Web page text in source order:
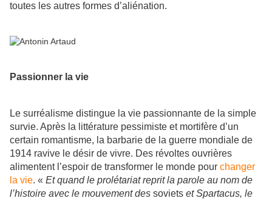
toutes les autres formes d’aliénation.
Passionner la vie
Le surréalisme distingue la vie passionnante de la simple
survie. Après la littérature pessimiste et mortifère d’un
certain romantisme, la barbarie de la guerre mondiale de
1914 ravive le désir de vivre. Des révoltes ouvrières
alimentent l’espoir de transformer le monde pour changer
la vie. « Et quand le prolétariat reprit la parole au nom de
l’histoire avec le mouvement des soviets et Spartacus, le